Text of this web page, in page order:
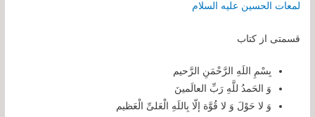
لمعات الحسین علیه السلام
قسمتی از کتاب
بِسْمِ اللَهِ الرَّحْمَنِ الرَّحیم‌
وَ الحَمدُ للَّهِ رَبِّ العالَمینَ‌
وَ لا حَوْلَ وَ لا قُوَّة إلّا بِاللَهِ الْعَلىِّ الْعَظیم‌